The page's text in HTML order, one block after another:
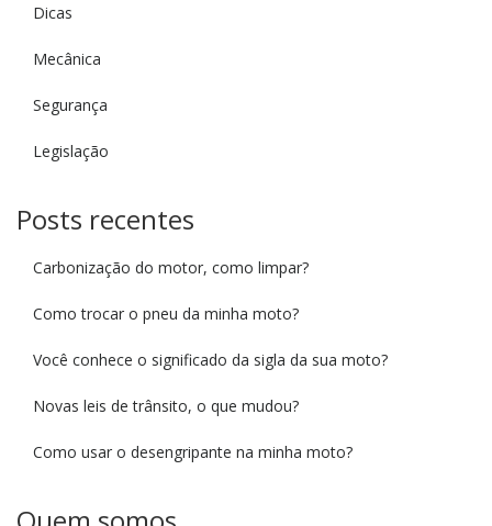
Dicas
Mecânica
Segurança
Legislação
Posts recentes
Carbonização do motor, como limpar?
Como trocar o pneu da minha moto?
Você conhece o significado da sigla da sua moto?
Novas leis de trânsito, o que mudou?
Como usar o desengripante na minha moto?